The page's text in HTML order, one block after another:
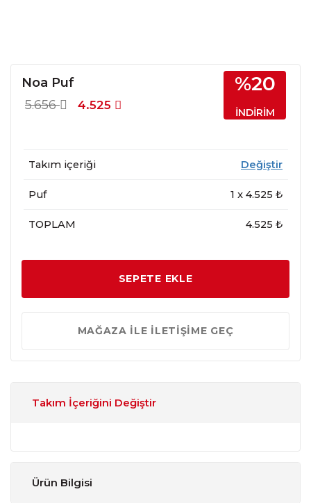
Noa Puf
5.656
4.525
İNDİRİM
%20
Takım içeriği Değiştir
Puf 1 x 4.525 ₺
TOPLAM 4.525 ₺
SEPETE EKLE
MAĞAZA İLE İLETİŞİME GEÇ
Takım İçeriğini Değiştir
Ürün Bilgisi